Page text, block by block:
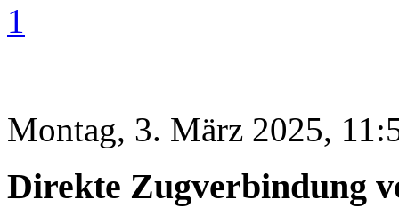
1
Montag, 3. März 2025,
Direkte Zugverbindung